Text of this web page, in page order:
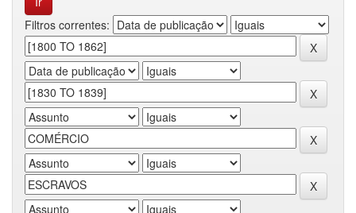
Filtros correntes: